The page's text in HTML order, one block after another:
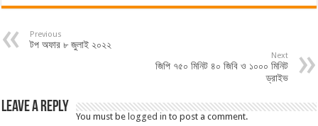
Previous
টপ অফার ৮ জুলাই ২০২২
Next
জিপি ৭৫০ মিনিট ৪০ জিবি ও ১০০০ মিনিট
ড্রাইভ
Leave a Reply
You must be logged in to post a comment.